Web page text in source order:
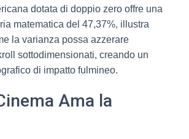
dotata di doppio zero offre una
matematica del 47,37%, illustra
la varianza possa azzerare
sottodimensionati, creando un
di impatto fulmineo.
Ama la